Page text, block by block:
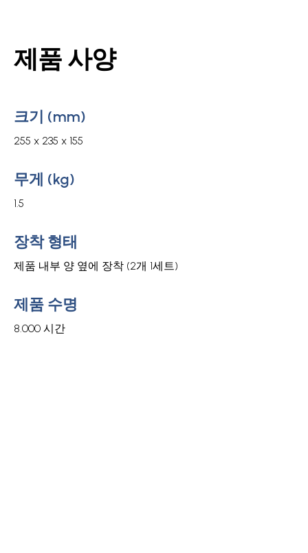
제품 사양
크기 (mm)
255 x 235 x 155
무게 (kg)
1.5
장착 형태
제품 내부 양 옆에 장착 (2개 1세트)
제품 수명
8.000 시간